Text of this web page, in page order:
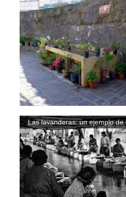
Las lavanderas: un ejemplo de